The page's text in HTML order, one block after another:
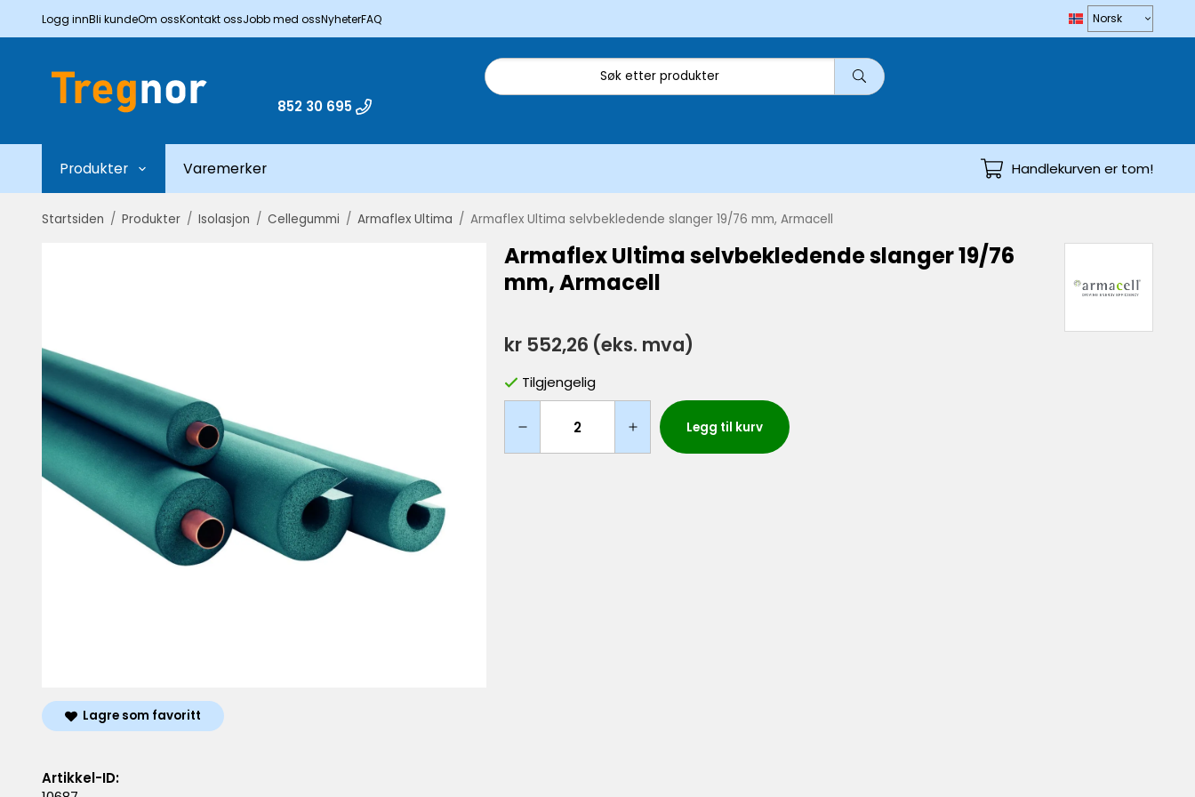
Logg innBli kundeOm ossKontakt ossJobb med ossNyheterFAQ
852 30 695
Produkter Varemerker Handlekurven er tom!
Startsiden / Produkter / Isolasjon / Cellegummi / Armaflex Ultima / Armaflex Ultima selvbekledende slanger 19/76 mm, Armacell
Armaflex Ultima selvbekledende slanger 19/76
mm, Armacell
kr 552,26 (eks. mva)
Tilgjengelig
Legg til kurv
Lagre som favoritt
Artikkel-ID: